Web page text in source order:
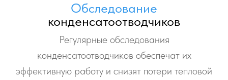
Обследование
конденсатоотводчиков
Регулярные обследования
конденсатоотводчиков обеспечат их
эффективную работу и снизят потери тепловой